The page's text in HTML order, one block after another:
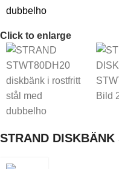
Click to enlarge
STRAND DISKBÄNK